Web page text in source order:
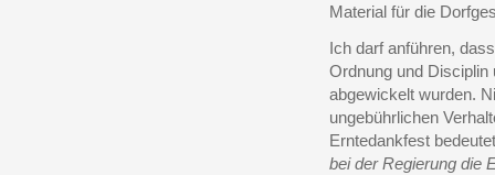
Material für die
Ich darf anführen,
Ordnung und Disciplin
abgewickelt wurden.
ungebührlichen
Erntedankfest
bei der Regierung die